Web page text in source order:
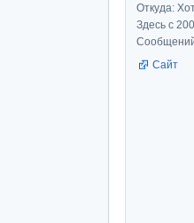
Откуда:
Здесь с
Сайт